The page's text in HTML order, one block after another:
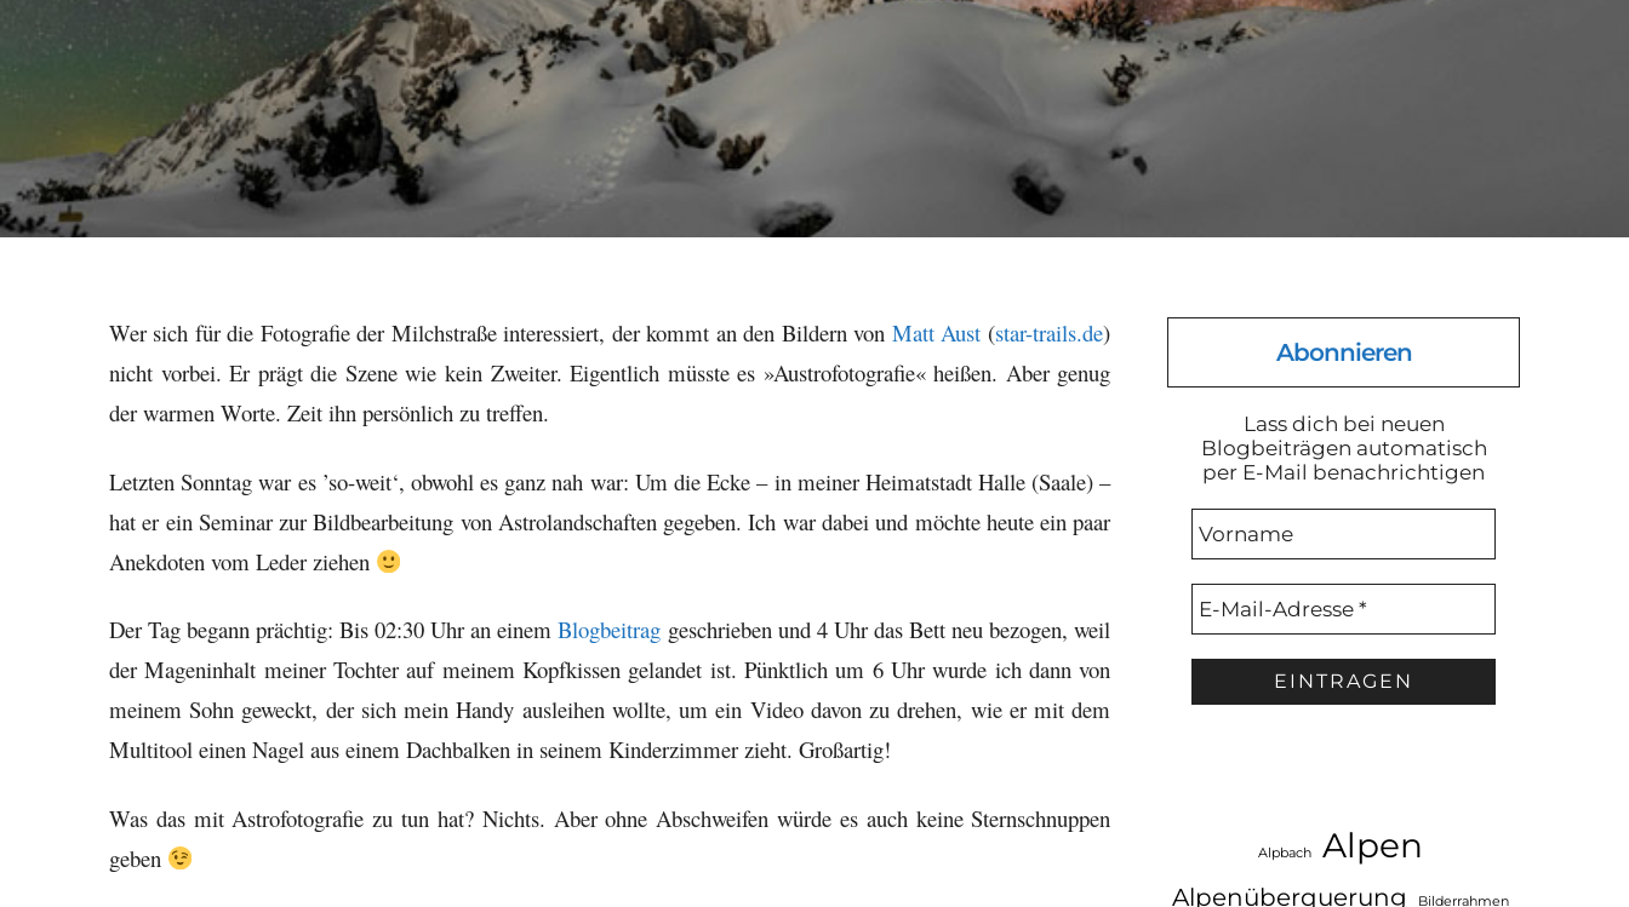
Wer sich für die Fotografie der Milchstraße interessiert, der kommt an den Bildern von Matt Aust(star-trails.de)
nicht vorbei. Er prägt die Szene wie kein Zweiter. Eigentlich müsste es »Austrofotografie« heißen. Aber genug
der warmen Worte. Zeit ihn persönlich zu treffen.
Letzten Sonntag war es ’so-weit‘, obwohl es ganz nah war: Um die Ecke – in meiner Heimatstadt Halle (Saale) –
hat er ein Seminar zur Bildbearbeitung von Astrolandschaften gegeben. Ich war dabei und möchte heute ein paar
Anekdoten vom Leder ziehen
Der Tag begann prächtig: Bis 02:30 Uhr an einemBlogbeitrag geschrieben und 4 Uhr das Bett neu bezogen, weil
der Mageninhalt meiner Tochter auf meinem Kopfkissen gelandet ist. Pünktlich um 6 Uhr wurde ich dann von
meinem Sohn geweckt, der sich mein Handy ausleihen wollte, um ein Video davon zu drehen, wie er mit dem
Multitool einen Nagel aus einem Dachbalken in seinem Kinderzimmer zieht. Großartig!
Was das mit Astrofotografie zu tun hat? Nichts. Aber ohne Abschweifen würde es auch keine Sternschnuppen
geben
Abonnieren
Lass dich bei neuen
Blogbeiträgen automatisch
per E-Mail benachrichtigen
Alpbach Alpen
Alpenüberquerung Bilderrahmen